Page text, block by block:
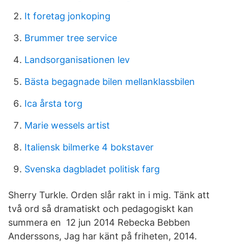
It foretag jonkoping
Brummer tree service
Landsorganisationen lev
Bästa begagnade bilen mellanklassbilen
Ica årsta torg
Marie wessels artist
Italiensk bilmerke 4 bokstaver
Svenska dagbladet politisk farg
Sherry Turkle. Orden slår rakt in i mig. Tänk att
två ord så dramatiskt och pedagogiskt kan
summera en 12 jun 2014 Rebecka Bebben
Anderssons, Jag har känt på friheten, 2014.